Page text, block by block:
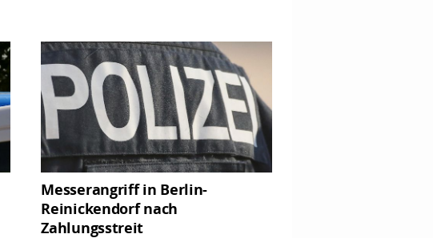
Messerangriff in Berlin-
Reinickendorf nach
Zahlungsstreit